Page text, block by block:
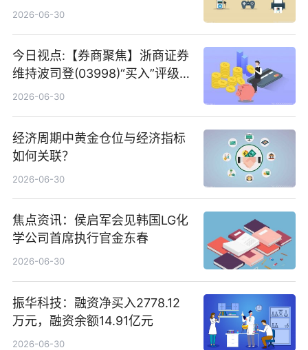
2026-06-30
今日视点:【券商聚焦】浙商证券
维持波司登(03998)“买入”评级
指其业绩高质量稳增长
2026-06-30
经济周期中黄金仓位与经济指标
如何关联？
2026-06-30
焦点资讯：侯启军会见韩国LG化
学公司首席执行官金东春
2026-06-30
振华科技：融资净买入2778.12
万元，融资余额14.91亿元
2026-06-30